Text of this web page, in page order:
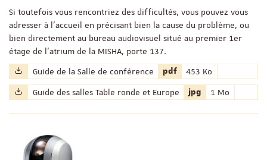
Si toutefois vous rencontriez des difficultés, vous pouvez vous
adresser à l’accueil en précisant bien la cause du problème, ou
bien directement au bureau audiovisuel situé au premier 1er
étage de l’atrium de la MISHA, porte 137.
Nom du fichier :
Guide de la Salle de conférence Extension du fichier :
pdf Poids du fichier :
453 Ko
Nom du fichier :
Guide des salles Table ronde et Europe Extension du
jpg Poids du
1 Mo